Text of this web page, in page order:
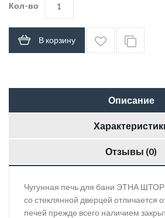
Кол-во
В корзину
Описание
Отзывы (0)
Чугунная печь для бани ЭТНА
со стеклянной дверцей отличается
печей прежде всего наличием